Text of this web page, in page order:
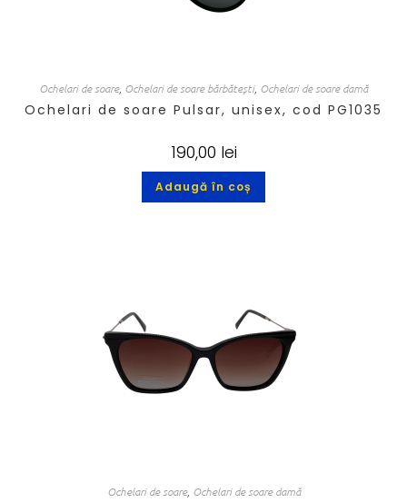
Ochelari de soare, Ochelari de soare bărbătești, Ochelari de soare damă
Ochelari de soare Pulsar, unisex, cod PG1035
190,00 lei
Adaugă în coș
Ochelari de soare, Ochelari de soare damă